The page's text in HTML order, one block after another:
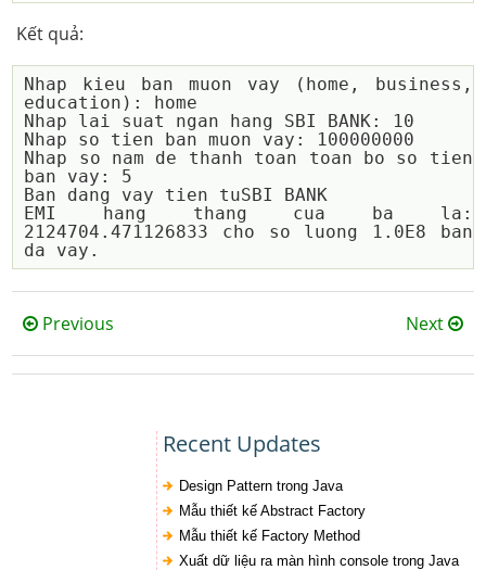
Kết quả:
Nhap kieu ban muon vay (home, business,
education): home
Nhap lai suat ngan hang SBI BANK: 10
Nhap so tien ban muon vay: 100000000
Nhap so nam de thanh toan toan bo so tien
ban vay: 5
Ban dang vay tien tuSBI BANK
EMI hang thang cua ba la:
2124704.471126833 cho so luong 1.0E8 ban
Previous Next
Recent Updates
Design Pattern trong Java
Mẫu thiết kế Abstract Factory
Mẫu thiết kế Factory Method
Xuất dữ liệu ra màn hình console trong Java